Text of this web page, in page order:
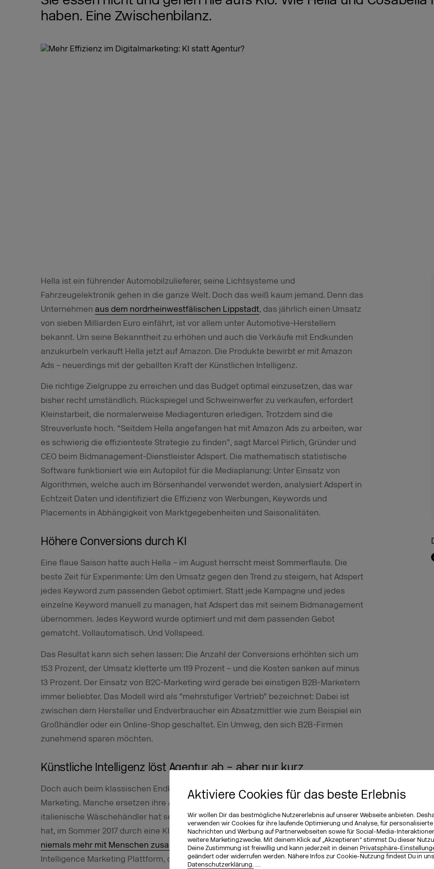
Aktiviere Cookies für das beste Erlebnis
Wir wollen Dir das bestmögliche Nutzererlebnis auf unserer Webseite anbieten.
verwenden wir Cookies für ihre laufende Optimierung und Analyse, für personalisierte
Nachrichten und Werbung auf Partnerwebseiten sowie für Social-Media-
weitere Marketingzwecke. Mit deinem Klick auf „Akzeptieren“ stimmst Du dieser
Deine Zustimmung ist freiwillig und kann jederzeit in deinen Privatsphäre-
geändert oder widerrufen werden. Nähere Infos zur Cookie-Nutzung findest Du in
Datenschutzerklärung. …
haben. Eine Zwischenbilanz.
Hella ist ein führender Automobilzulieferer, seine Lichtsysteme und
Fahrzeugelektronik gehen in die ganze Welt. Doch das weiß kaum jemand. Denn das
Unternehmen aus dem nordrheinwestfälischen Lippstadt, das jährlich einen Umsatz
von sieben Milliarden Euro einfährt, ist vor allem unter Automotive-Herstellern
bekannt. Um seine Bekanntheit zu erhöhen und auch die Verkäufe mit Endkunden
anzukurbeln verkauft Hella jetzt auf Amazon. Die Produkte bewirbt er mit Amazon
Ads – neuerdings mit der geballten Kraft der Künstlichen Intelligenz.
Die richtige Zielgruppe zu erreichen und das Budget optimal einzusetzen, das war
bisher recht umständlich. Rückspiegel und Schweinwerfer zu verkaufen, erfordert
Kleinstarbeit, die normalerweise Mediagenturen erledigen. Trotzdem sind die
Streuverluste hoch. “Seitdem Hella angefangen hat mit Amazon Ads zu arbeiten, war
es schwierig die effizienteste Strategie zu finden”, sagt Marcel Pirlich, Gründer und
CEO beim Bidmanagement-Dienstleister Adspert. Die mathematisch statistische
Software funktioniert wie ein Autopilot für die Mediaplanung: Unter Einsatz von
Algorithmen, welche auch im Börsenhandel verwendet werden, analysiert Adspert in
Echtzeit Daten und identifiziert die Effizienz von Werbungen, Keywords und
Placements in Abhängigkeit von Marktgegebenheiten und Saisonalitäten.
Höhere Conversions durch KI
Eine flaue Saison hatte auch Hella – im August herrscht meist Sommerflaute. Die
beste Zeit für Experimente: Um den Umsatz gegen den Trend zu steigern, hat Adspert
jedes Keyword zum passenden Gebot optimiert. Statt jede Kampagne und jedes
einzelne Keyword manuell zu managen, hat Adspert das mit seinem Bidmanagement
übernommen. Jedes Keyword wurde optimiert und mit dem passenden Gebot
gematcht. Vollautomatisch. Und Vollspeed.
Das Resultat kann sich sehen lassen: Die Anzahl der Conversions erhöhten sich um
153 Prozent, der Umsatz kletterte um 119 Prozent – und die Kosten sanken auf minus
13 Prozent. Der Einsatz von B2C-Marketing wird gerade bei einstigen B2B-Marketern
immer beliebter. Das Modell wird als “mehrstufiger Vertrieb” bezeichnet: Dabei ist
zwischen dem Hersteller und Endverbraucher ein Absatzmittler wie zum Beispiel ein
Großhändler oder ein Online-Shop geschaltet. Ein Umweg, den sich B2B-Firmen
zunehmend sparen möchten.
Künstliche Intelligenz löst Agentur ab – aber nur kurz
Doch auch beim klassischen Endkonsumenten-Geschäft hält die KI Einzug ins
Marketing. Manche ersetzen ihre Agentur dabei sogar komplett: wie Cosabella. Der
italienische Wäschehändler hat seine Agentur, die seine digitale Budgets gemanagt
hat, im Sommer 2017 durch eine KI namens Albert ersetzt – und verkündet,dass er
niemals mehr mit Menschen zusammenarbeiten wird. Albert ist eine Artificial
Intelligence Marketing Plattform, die Marketing-Kampagnen für Brands und